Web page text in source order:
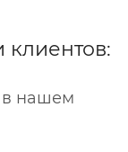
клиентов:
в нашем